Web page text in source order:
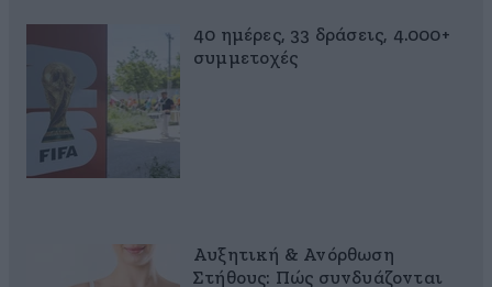
40 ημέρες, 33 δράσεις, 4.000+
συμμετοχές
Αυξητική & Ανόρθωση
Στήθους: Πώς συνδυάζονται